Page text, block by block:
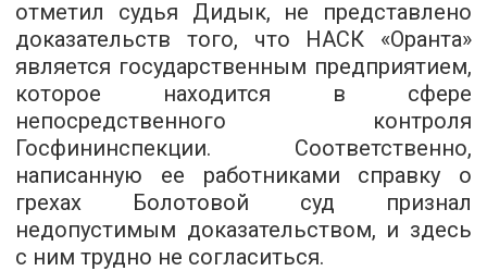
отметил судья Дидык, не представлено
доказательств того, что НАСК «Оранта»
является государственным предприятием,
которое находится в сфере
непосредственного контроля
Госфининспекции. Соответственно,
написанную ее работниками справку о
грехах Болотовой суд признал
недопустимым доказательством, и здесь
с ним трудно не согласиться.